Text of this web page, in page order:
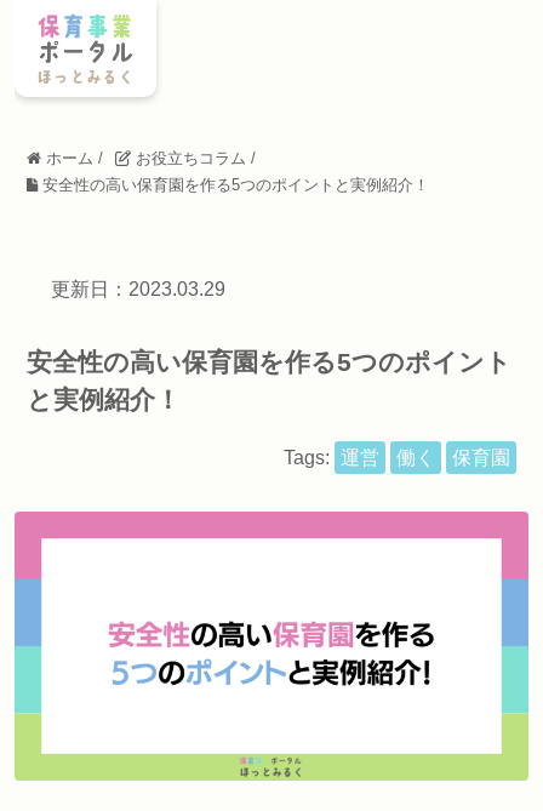
ホーム / お役立ちコラム /
安全性の高い保育園を作る5つのポイントと実例紹介！
更新日：2023.03.29
安全性の高い保育園を作る5つのポイント
と実例紹介！
Tags: 運営 働く 保育園